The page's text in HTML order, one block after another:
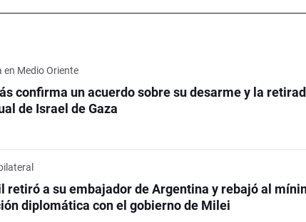
en Medio Oriente
confirma un acuerdo sobre su desarme y la
de Israel de Gaza
retiró a su embajador de Argentina y rebajó al
diplomática con el gobierno de Milei